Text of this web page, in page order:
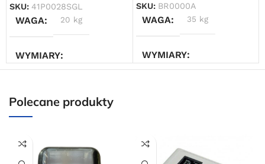
SKU: 41P0028SGL
WAGA 20 kg
WYMIARY
SKU: BR0000A
WAGA 35 kg
WYMIARY
Polecane produkty